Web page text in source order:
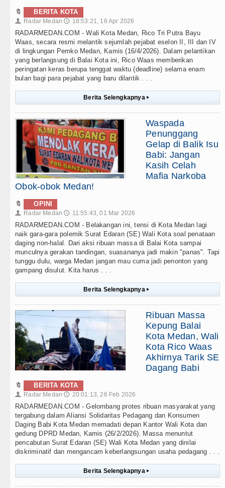
🔖 BERITA KOTA
👤 Radar Medan 🕔 18:53:21, 16 Apr 2026
RADARMEDAN.COM - Wali Kota Medan, Rico Tri Putra Bayu
Waas, secara resmi melantik sejumlah pejabat eselon II, III dan IV
di lingkungan Pemko Medan, Kamis (16/4/2026). Dalam pelantikan
yang berlangsung di Balai Kota ini, Rico Waas memberikan
peringatan keras berupa tenggat waktu (deadline) selama enam
bulan bagi para pejabat yang baru dilantik . . .
Berita Selengkapnya ▸
Waspada
Penunggang
Gelap di Balik Isu
Babi: Jangan
Kasih Celah
Mafia Narkoba
Obok-obok Medan!
🔖 OPINI
👤 Radar Medan 🕔 11:55:43, 01 Mar 2026
RADARMEDAN.COM - Belakangan ini, tensi di Kota Medan lagi
naik gara-gara polemik Surat Edaran (SE) Wali Kota soal penataan
daging non-halal. Dari aksi ribuan massa di Balai Kota sampai
munculnya gerakan tandingan, suasananya jadi makin "panas". Tapi
tunggu dulu, warga Medan jangan mau cuma jadi penonton yang
gampang disulut. Kita harus . . .
Berita Selengkapnya ▸
Ribuan Massa
Kepung Balai
Kota Medan, Wali
Kota Rico Waas
Akhirnya Tarik SE
Dagang Babi
🔖 BERITA KOTA
👤 Radar Medan 🕔 20:01:13, 26 Feb 2026
RADARMEDAN.COM - Gelombang protes ribuan masyarakat yang
tergabung dalam Aliansi Solidaritas Pedagang dan Konsumen
Daging Babi Kota Medan memadati depan Kantor Wali Kota dan
gedung DPRD Medan, Kamis (26/2/2026). Massa menuntut
pencabutan Surat Edaran (SE) Wali Kota Medan yang dinilai
diskriminatif dan mengancam keberlangsungan usaha pedagang . . .
Berita Selengkapnya ▸